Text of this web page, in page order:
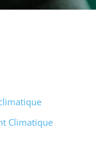
Climatique